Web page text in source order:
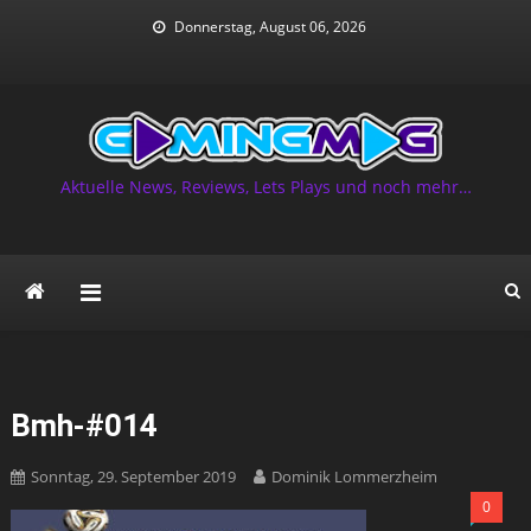
Donnerstag, August 06, 2026
Aktuelle News, Reviews, Lets Plays und noch mehr…
Bmh-#014
Sonntag, 29. September 2019 Dominik Lommerzheim
0